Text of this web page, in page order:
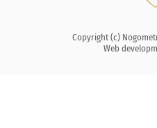
Copyright (c)
Web